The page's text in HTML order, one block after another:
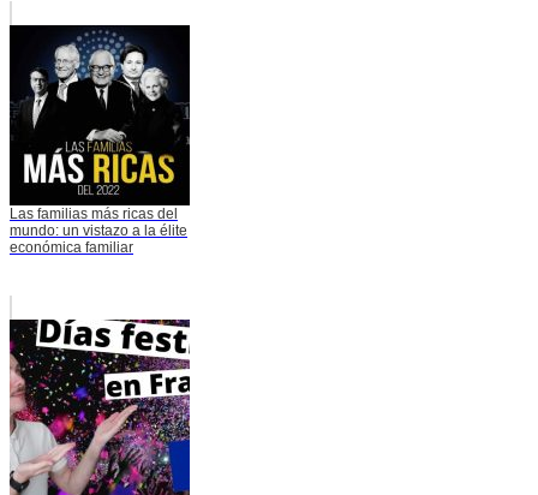
Las familias más ricas del
mundo: un vistazo a la élite
económica familiar